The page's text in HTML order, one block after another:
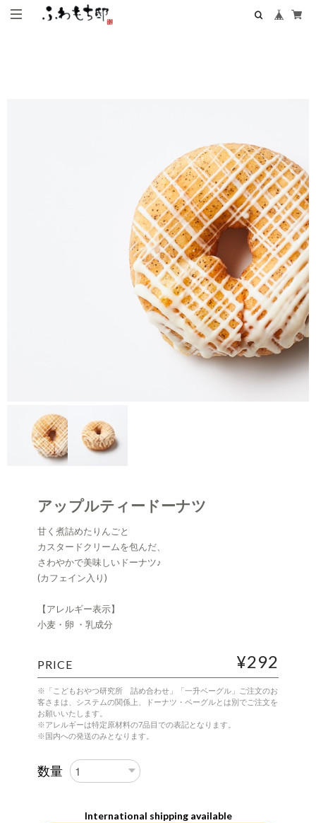
アップルティードーナツ
甘く煮詰めたりんごと
カスタードクリームを包んだ、
さわやかで美味しいドーナツ♪
(カフェイン入り)
【アレルギー表示】
小麦・卵 ・乳成分
PRICE ¥292
※「こどもおやつ研究所 詰め合わせ」「一升ベーグル」ご注文のお
客さまは、システムの関係上、ドーナツ・ベーグルとは別でご注文を
お願いいたします。
※アレルギーは特定原材料の7品目での表記となります。
※国内への発送のみとなります。
数量
International shipping available